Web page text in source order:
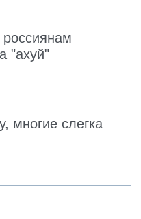
"ахуй"
многие слегка